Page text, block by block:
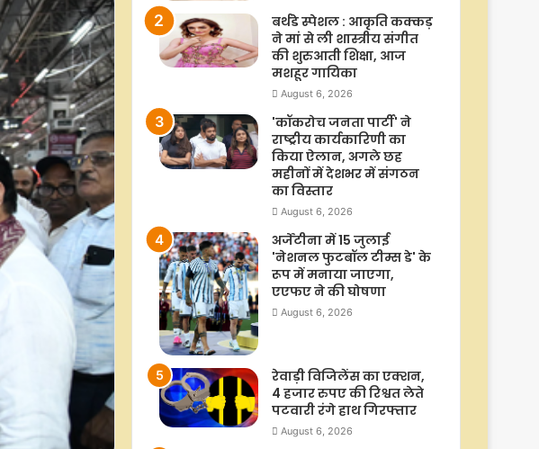
बर्थडे स्पेशल : आकृति कक्कड़
ने मां से ली शास्त्रीय संगीत
की शुरुआती शिक्षा, आज
मशहूर गायिका
August 6, 2026
'कॉकरोच जनता पार्टी' ने
राष्ट्रीय कार्यकारिणी का
किया ऐलान, अगले छह
महीनों में देशभर में संगठन
का विस्तार
August 6, 2026
अर्जेंटीना में 15 जुलाई
'नेशनल फुटबॉल टीम्स डे' के
रूप में मनाया जाएगा,
एएफए ने की घोषणा
August 6, 2026
रेवाड़ी विजिलेंस का एक्शन,
4 हजार रुपए की रिश्वत लेते
पटवारी रंगे हाथ गिरफ्तार
August 6, 2026